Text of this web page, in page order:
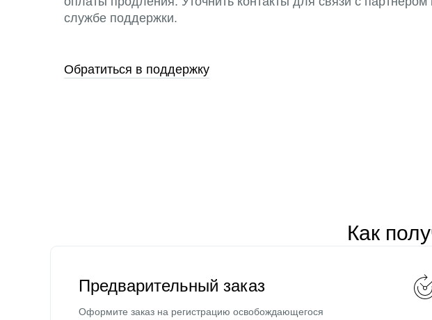
службе поддержки.
Обратиться в поддержку
Как
Предварительный заказ
Оформите заказ на регистрацию освобождающегося